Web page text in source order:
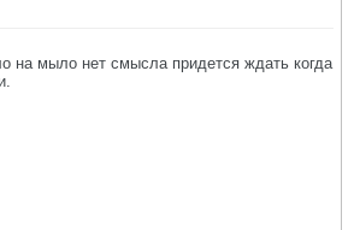
на мыло нет смысла придется ждать когда